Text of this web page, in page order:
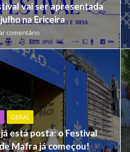
vai ser apresentada
na Ericeira
comentário
GERAL
está posta: o Festival
Mafra já começou!